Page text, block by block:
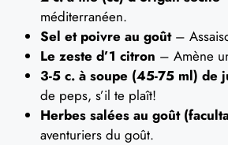
méditerranéen.
Sel et poivre au goût–
Le zeste d’1 citron – Amène
3-5 c. à soupe (45-75 ml) de
de peps, s’il te plaît!
Herbes salées au goût
aventuriers du goût.